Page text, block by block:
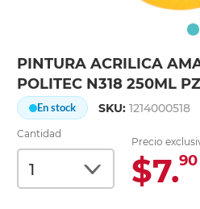
PINTURA ACRILICA
POLITEC N318 250ML PZ
En stock SKU:1214000518
Cantidad
Precio
$7.90